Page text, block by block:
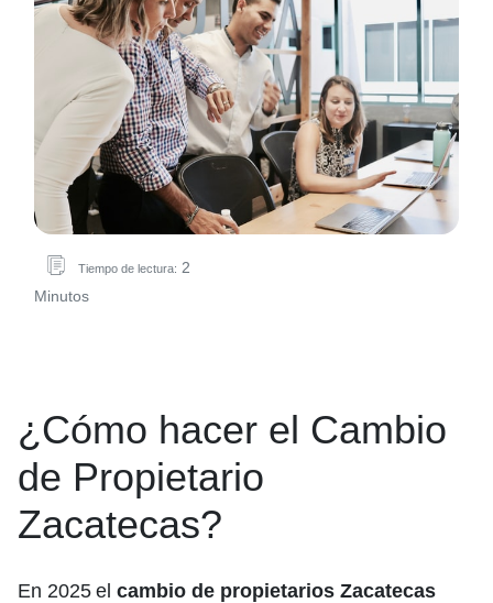
Tiempo de lectura: 2
Minutos
¿Cómo hacer el Cambio
de Propietario
Zacatecas?
En 2025 el cambio de propietarios Zacatecas